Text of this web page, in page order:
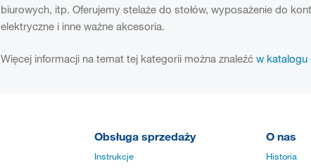
biurowych, itp. Oferujemy stelaże do stołów, wyposażenie do
elektryczne i inne ważne akcesoria.
Więcej informacji na temat tej kategorii można znaleźć w katalogu
Obsługa sprzedaży
Instrukcje
O nas
Historia